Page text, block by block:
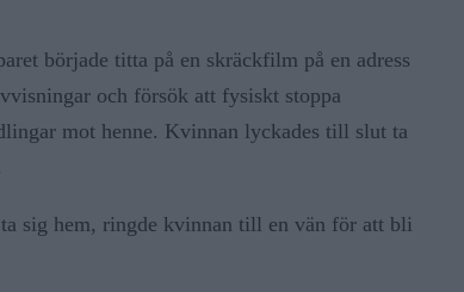
började titta på en skräckfilm på en adress
och försök att fysiskt stoppa
mot henne. Kvinnan lyckades till slut ta
sig hem, ringde kvinnan till en vän för att bli